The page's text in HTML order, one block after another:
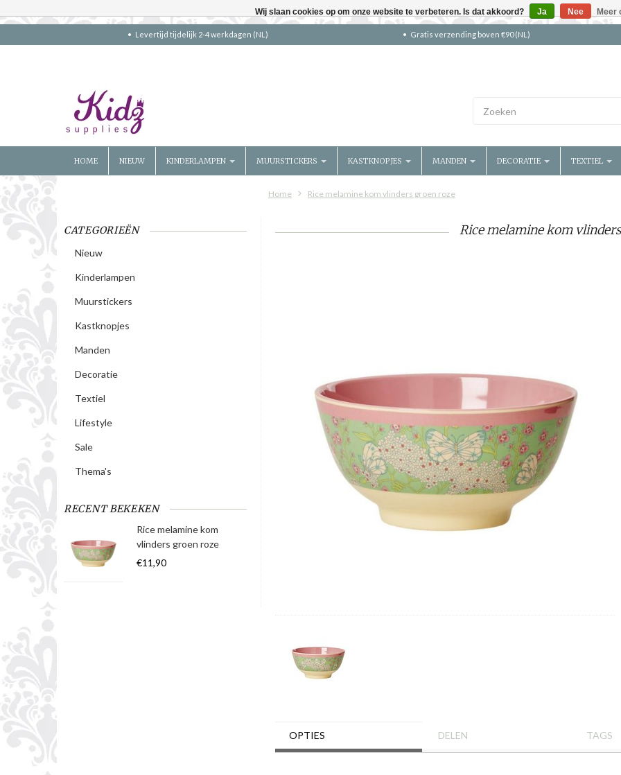
Levertijd tijdelijk 2-4 werkdagen (NL) Gratis verzending boven €90 (NL)
HOME NIEUW KINDERLAMPEN MUURSTICKERS KASTKNOPJES MANDEN DECORATIE TEXTIEL
Home Rice melamine kom vlinders groen roze
CATEGORIEËN
Nieuw
Kinderlampen
Muurstickers
Kastknopjes
Manden
Decoratie
Textiel
Lifestyle
Sale
Thema's
RECENT BEKEKEN
Rice melamine kom
vlinders groen roze
€11,90
Rice melamine kom
OPTIES DELEN TAGS
Wij slaan cookies op om onze website te verbeteren. Is dat akkoord? Ja Nee Meer